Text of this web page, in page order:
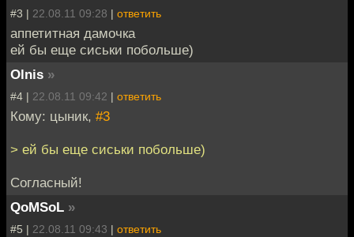
#3 | 22.08.11 09:28 | ответить
аппетитная дамочка
ей бы еще сиськи побольше)
Olnis »
#4 | 22.08.11 09:42 | ответить
Кому: цыник, #3
> ей бы еще сиськи побольше)
Согласный!
QoMSoL »
#5 | 22.08.11 09:43 | ответить